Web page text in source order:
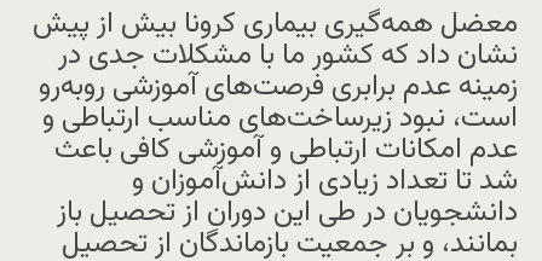
معضل همه‌گیری بیماری کرونا بیش از پیش
نشان داد که کشور ما با مشکلات جدی در
زمینه عدم برابری فرصت‌های آموزشی روبه‌رو
است، نبود زیرساخت‌های مناسب ارتباطی و
عدم امکانات ارتباطی و آموزشی کافی باعث
شد تا تعداد زیادی از دانش‌آموزان و
دانشجویان در طی این دوران از تحصیل باز
بمانند، و بر جمعیت بازماندگان از تحصیل